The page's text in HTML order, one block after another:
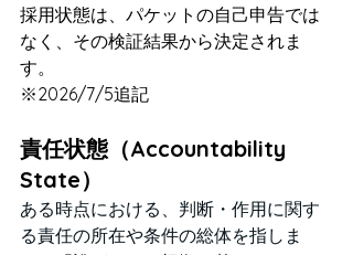
採用状態は、パケットの自己申告では
なく、その検証結果から決定されま
す。
※2026/7/5追記
責任状態（Accountability
State）
ある時点における、判断・作用に関す
る責任の所在や条件の総体を指しま